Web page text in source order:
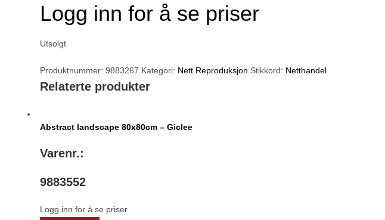
Logg inn for å se priser
Utsolgt
Produktnummer:9883267 Kategori: Nett Reproduksjon Stikkord: Netthandel
Relaterte produkter
Abstract landscape 80x80cm – Giclee
Varenr.:
9883552
Logg inn for å se priser